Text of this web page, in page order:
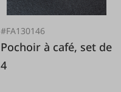
#FA130146
Pochoir à café, set de
4